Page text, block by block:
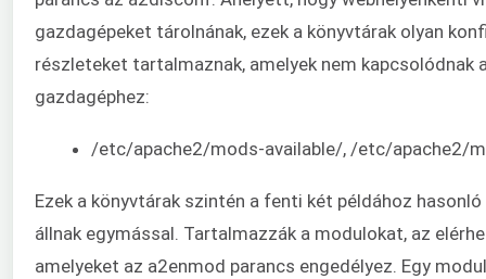
gazdagépeket tárolnának, ezek a könyvtárak olyan
részleteket tartalmaznak, amelyek nem kapcsolódnak
gazdagéphez:
/etc/apache2/mods-available/, /etc/apache2/
Ezek a könyvtárak szintén a fenti két példához
állnak egymással. Tartalmazzák a modulokat, az
amelyeket az a2enmod parancs engedélyez. Egy